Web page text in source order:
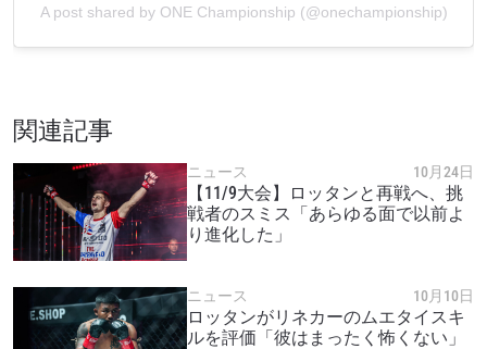
A post shared by ONE Championship (@onechampionship)
関連記事
ニュース 10月24日
【11/9大会】ロッタンと再戦へ、挑
戦者のスミス「あらゆる面で以前よ
り進化した」
ニュース 10月10日
ロッタンがリネカーのムエタイスキ
ルを評価「彼はまったく怖くない」
対戦相手
最新情報をゲット
ONEチャンピオンシップとどこでも一緒！ 最新ニ
ュース、特別オファー、ライブイベントの最高の
席をゲットするため今すぐ登録を！
Eメール